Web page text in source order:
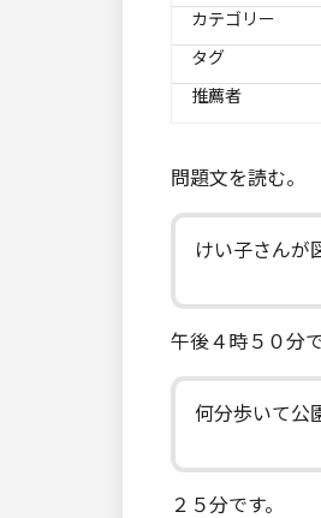
カテゴリー
タグ
推薦者
問題文を読む。
けい子さんが
午後４時５０分で
何分歩いて公
２５分です。